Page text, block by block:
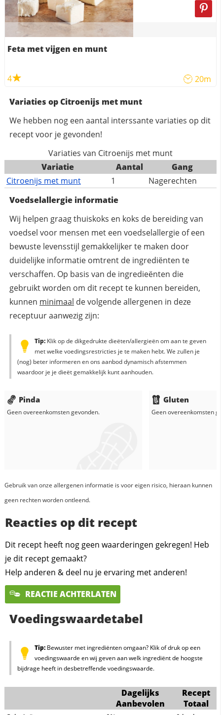
Feta met vijgen en munt
4 20m
Variaties op Citroenijs met munt
We hebben nog een aantal interssante variaties op dit
recept voor je gevonden!
Variaties van Citroenijs met munt
Variatie
Aantal
Gang
Citroenijs met munt
1
Nagerechten
Voedselallergie informatie
Wij helpen graag thuiskoks en koks de bereiding van
voedsel voor mensen met een voedselallergie of een
bewuste levensstijl gemakkelijker te maken door
duidelijke informatie omtrent de ingrediënten te
verschaffen. Op basis van de ingredieënten die
gebruikt worden om dit recept te kunnen bereiden,
kunnen minimaal de volgende allergenen in deze
receptuur aanwezig zijn:
Tip:Klik op de dikgedrukte dieëten/allergieën om aan te geven
met welke voedingsrestricties je te maken hebt. We zullen je
(nog) beter informeren en ons aanbod dynamisch afstemmen
waardoor je je dieët gemakkelijk kunt aanhouden.
Pinda
Geen overeenkomsten gevonden.
Gluten
Geen overeenkomsten
Gebruik van onze allergenen informatie is voor eigen risico, hieraan kunnen
geen rechten worden ontleend.
Reacties op dit recept
Dit recept heeft nog geen waarderingen gekregen! Heb
je dit recept gemaakt?
Help anderen & deel nu je ervaring met anderen!
REACTIE ACHTERLATEN
Voedingswaardetabel
Tip:Bewuster met ingrediënten omgaan? Klik of druk op een
voedingswaarde en wij geven aan welk ingrediënt de hoogste
bijdrage heeft in desbetreffende voedingswaarde.
Dagelijks
Aanbevolen
Recept
Totaal